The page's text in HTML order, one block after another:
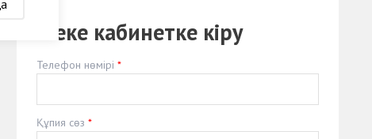
Жеке кабинетке кіру
Телефон нөмірі
Құпия сөз